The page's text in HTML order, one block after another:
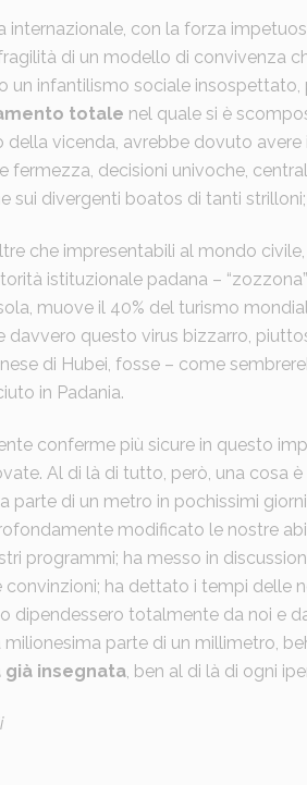
internazionale, con la forza
fragilità di un modello di convivenza
un infantilismo sociale insospettato,
totale nel quale si è
della vicenda, avrebbe dovuto
fermezza, decisioni univoche,
sui divergenti boatos di tanti strilloni;
che impresentabili al mondo
istituzionale padana –
muove il 40% del turismo
davvero questo virus bizzarro,
di Hubei, fosse – come
in Padania.
conferme più sicure in questo
Al di là di tutto, però, una cosa è
parte di un metro in pochissimi
modificato le nostre
programmi; ha messo in
ha dettato i tempi delle
dipendessero totalmente da noi e
parte di un millimetro,
insegnata, ben al di là di ogni